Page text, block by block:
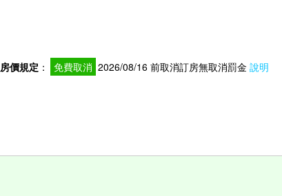
房價規定 ： 免費取消 2026/08/16 前取消訂房無取消罰金 說明